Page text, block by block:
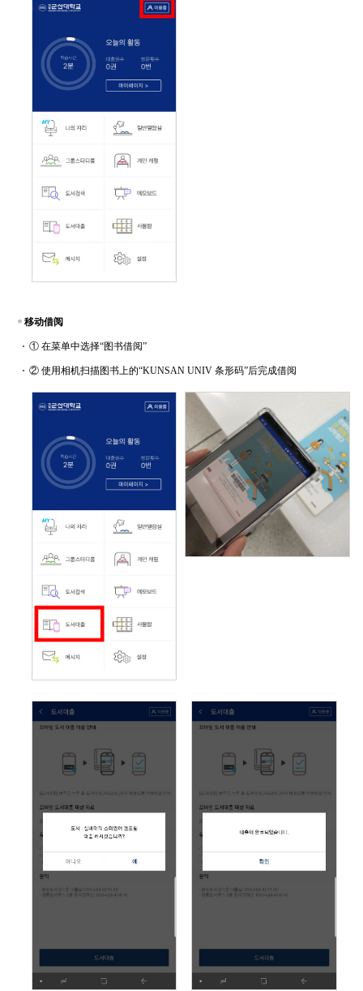
移动借阅
① 在菜单中选择“图书借阅”
② 使用相机扫描图书上的“KUNSAN UNIV 条形码”后完成借阅